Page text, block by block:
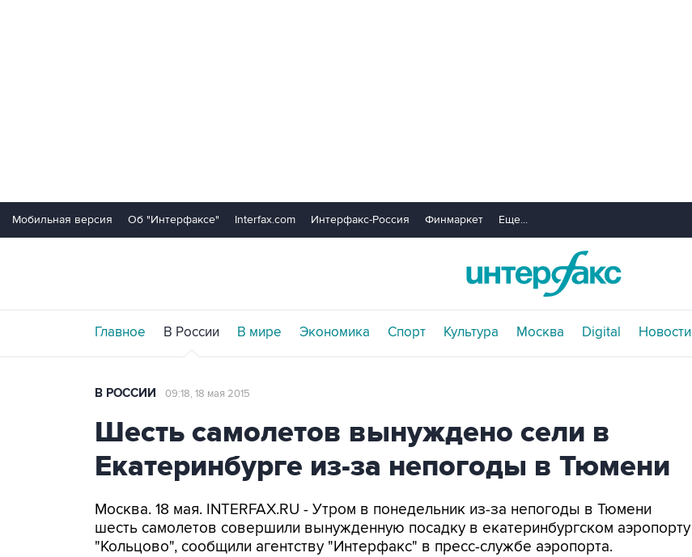
Мобильная версия Об "Интерфаксе" Interfax.com Интерфакс-Россия Финмаркет Еще...
Главное В России В мире Экономика Спорт Культура Москва Digital Новости
В РОССИИ 09:18, 18 мая 2015
Шесть самолетов вынуждено сели в
Екатеринбурге из-за непогоды в Тюмени
Москва. 18 мая. INTERFAX.RU - Утром в понедельник из-за непогоды в Тюмени
шесть самолетов совершили вынужденную посадку в екатеринбургском аэропорту
"Кольцово", сообщили агентству "Интерфакс" в пресс-службе аэропорта.